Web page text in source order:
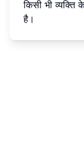
किसी भी
है।